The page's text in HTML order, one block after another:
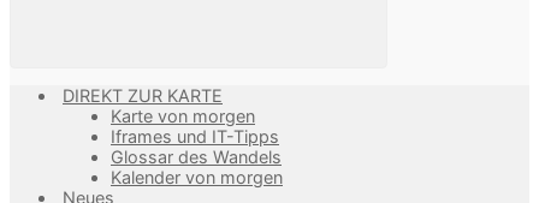
DIREKT ZUR KARTE
Karte von morgen
Iframes und IT-Tipps
Glossar des Wandels
Kalender von morgen
Neues